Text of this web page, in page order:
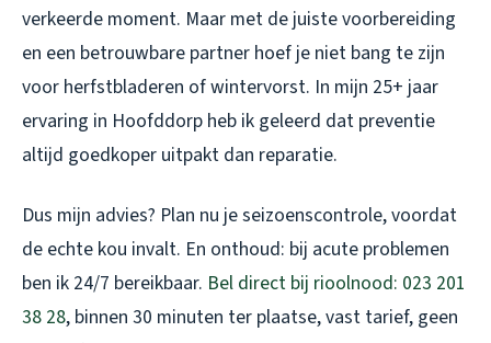
verkeerde moment. Maar met de juiste voorbereiding
en een betrouwbare partner hoef je niet bang te zijn
voor herfstbladeren of wintervorst. In mijn 25+ jaar
ervaring in Hoofddorp heb ik geleerd dat preventie
altijd goedkoper uitpakt dan reparatie.
Dus mijn advies? Plan nu je seizoenscontrole, voordat
de echte kou invalt. En onthoud: bij acute problemen
ben ik 24/7 bereikbaar. Bel direct bij rioolnood: 023 201
38 28, binnen 30 minuten ter plaatse, vast tarief, geen